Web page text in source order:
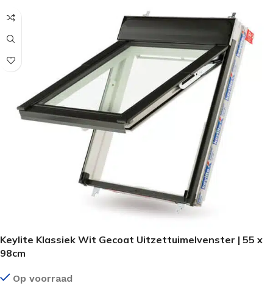
Keylite Klassiek Wit Gecoat Uitzettuimelvenster | 55 x
98cm
Op voorraad